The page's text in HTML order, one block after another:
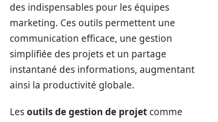
des indispensables pour les équipes
marketing. Ces outils permettent une
communication efficace, une gestion
simplifiée des projets et un partage
instantané des informations, augmentant
ainsi la productivité globale.
Lesoutils de gestion de projet comme